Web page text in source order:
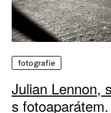
fotografie
Julian Lennon,
s